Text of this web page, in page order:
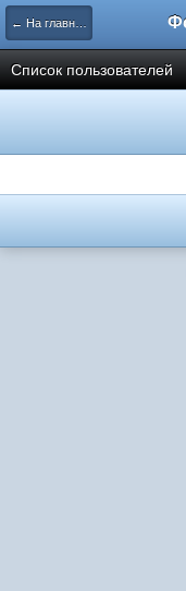
← На главную
Список пользователей